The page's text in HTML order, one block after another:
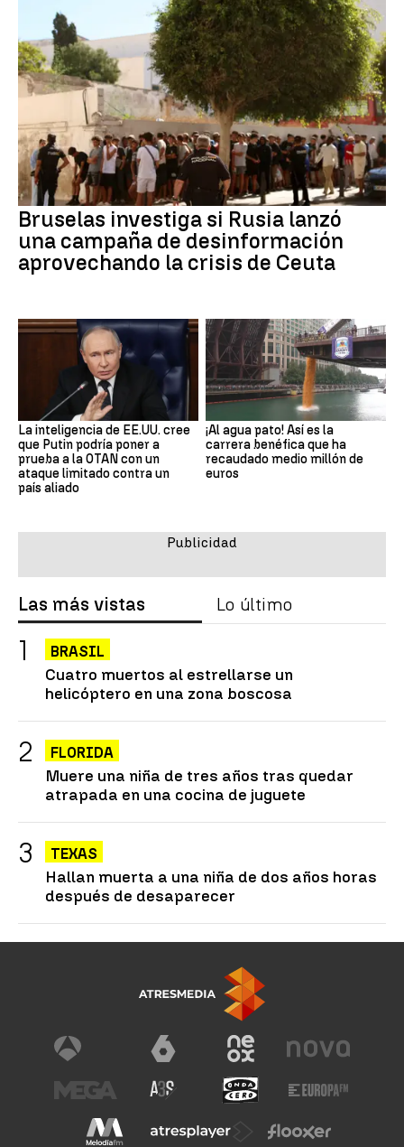
Bruselas investiga si Rusia lanzó
una campaña de desinformación
aprovechando la crisis de Ceuta
La inteligencia de EE.UU. cree
que Putin podría poner a
prueba a la OTAN con un
ataque limitado contra un
país aliado
¡Al agua pato! Así es la
carrera benéfica que ha
recaudado medio millón de
euros
Las más vistas Lo último
BRASIL
Cuatro muertos al estrellarse un
helicóptero en una zona boscosa
FLORIDA
Muere una niña de tres años tras quedar
atrapada en una cocina de juguete
TEXAS
Hallan muerta a una niña de dos años horas
después de desaparecer